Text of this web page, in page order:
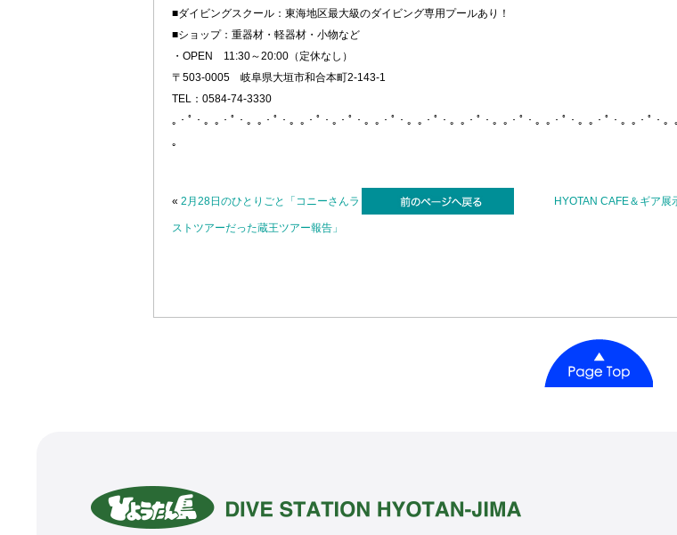
■ダイビングスクール：東海地区最大級のダイビング専用プールあり！
■ショップ：重器材・軽器材・小物など
・OPEN 11:30～20:00（定休なし）
〒503-0005 岐阜県大垣市和合本町2-143-1
TEL：0584-74-3330
｡・ﾟ・。｡・ﾟ・。｡・ﾟ・。｡・ﾟ・｡・ﾟ・。｡・ﾟ・。｡・ﾟ・。｡・ﾟ・。｡・ﾟ・。｡・ﾟ・。｡・ﾟ・。｡・ﾟ・。
。
« 2月28日のひとりごと「コニーさんラ
ストツアーだった蔵王ツアー報告」
HYOTAN CAFE＆ギア展